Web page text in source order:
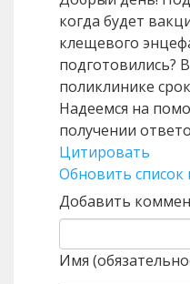
когда будет
клещевого
подготовились?
поликлинике
Надеемся на
получении
Цитировать
Обновить
Добавить
Имя